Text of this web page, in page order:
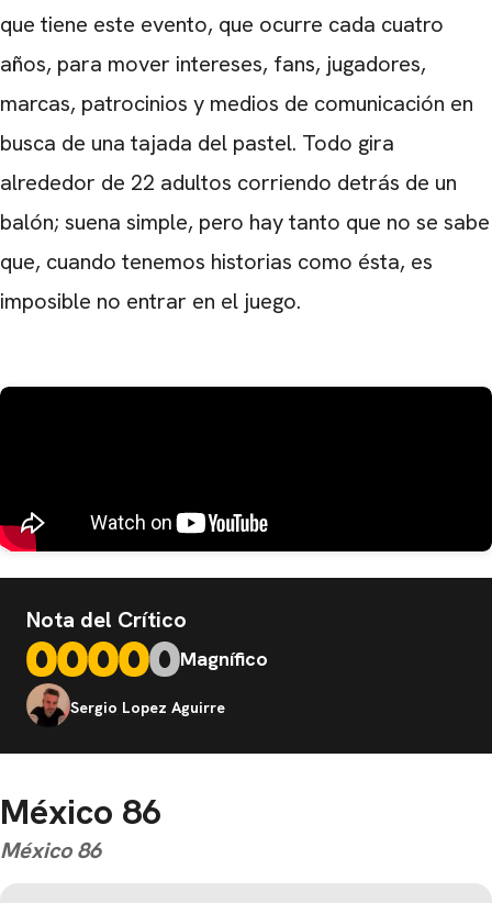
que tiene este evento, que ocurre cada cuatro
años, para mover intereses, fans, jugadores,
marcas, patrocinios y medios de comunicación en
busca de una tajada del pastel. Todo gira
alrededor de 22 adultos corriendo detrás de un
balón; suena simple, pero hay tanto que no se sabe
que, cuando tenemos historias como ésta, es
imposible no entrar en el juego.
Nota del Crítico
Magnífico
Sergio Lopez Aguirre
México 86
México 86